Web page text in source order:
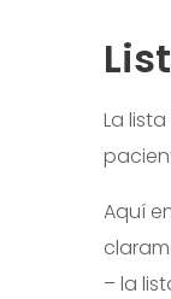
La
Aquí
– la